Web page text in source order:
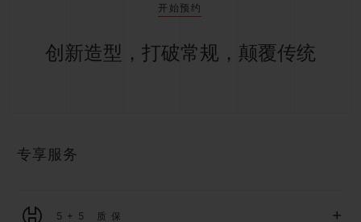
开始预约
创新造型，打破常规，颠覆传统
专享服务
5+5 质保 +